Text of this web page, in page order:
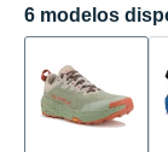
6 modelos